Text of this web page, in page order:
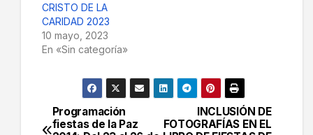
CRISTO DE LA
CARIDAD 2023
10 mayo, 2023
En «Sin categoría»
Navegación
INCLUSIÓN DE
FOTOGRAFÍAS EN EL
Programación
fiestas de la Paz